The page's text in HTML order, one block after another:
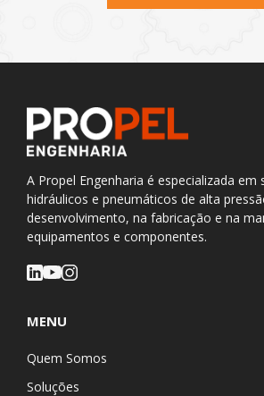
A Propel Engenharia é especializada em
hidráulicos e pneumáticos de alta
desenvolvimento, na fabricação e na
equipamentos e componentes.
MENU
Quem Somos
Soluções